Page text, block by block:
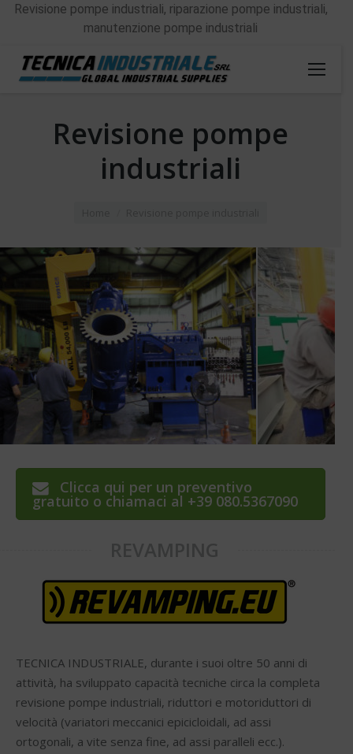
Revisione pompe industriali, riparazione pompe industriali,
manutenzione pompe industriali
Revisione pompe
industriali
Clicca qui per un preventivo
gratuito o chiamaci al +39 080.5367090
TECNICA INDUSTRIALE, durante i suoi oltre 50 anni di
attività, ha sviluppato capacità tecniche circa la completa
revisione pompe industriali, riduttori e motoriduttori di
velocità (variatori meccanici epicicloidali, ad assi
ortogonali, a vite senza fine, ad assi paralleli ecc.).